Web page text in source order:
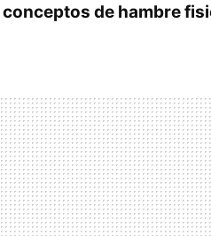
conceptos de hambre